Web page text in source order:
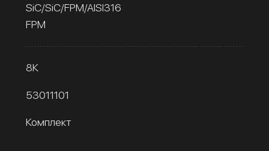
SiC/SiC/FPM/AISI316
FPM
8К
53011101
Комплект